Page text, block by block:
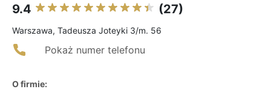
9.4 (27)
Warszawa, Tadeusza Joteyki 3/m. 56
Pokaż numer telefonu
O firmie: